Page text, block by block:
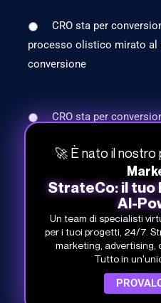
CRO sta per
processo olistico mirato
conversione
CRO sta per
🚀 È nato il nostro
StrateCo: il tuo
AI-
Un team di specialisti
per i tuoi progetti, 24/7.
marketing, advertising,
Tutto in